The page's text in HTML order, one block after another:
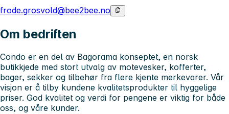
frode.grosvold@bee2bee.no
Om bedriften
Condo er en del av Bagorama konseptet, en norsk
butikkjede med stort utvalg av motevesker, kofferter,
bager, sekker og tilbehør fra flere kjente merkevarer. Vår
visjon er å tilby kundene kvalitetsprodukter til hyggelige
priser. God kvalitet og verdi for pengene er viktig for både
oss, og våre kunder.